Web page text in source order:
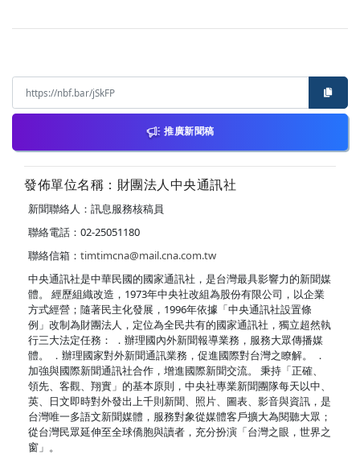
推廣新聞稿
發佈單位名稱：財團法人中央通訊社
新聞聯絡人：訊息服務核稿員
聯絡電話：02-25051180
聯絡信箱： timtimcna@mail.cna.com.tw
中央通訊社是中華民國的國家通訊社，是台灣最具影響力的新聞媒
體。 經歷組織改造，1973年中央社改組為股份有限公司，以企業
方式經營；隨著民主化發展，1996年依據「中央通訊社設置條
例」改制為財團法人，定位為全民共有的國家通訊社，獨立超然執
行三大法定任務： ．辦理國內外新聞報導業務，服務大眾傳播媒
體。 ．辦理國家對外新聞通訊業務，促進國際對台灣之瞭解。 ．
加強與國際新聞通訊社合作，增進國際新聞交流。 秉持「正確、
領先、客觀、翔實」的基本原則，中央社專業新聞團隊每天以中、
英、日文即時對外發出上千則新聞、照片、圖表、影音與資訊，是
台灣唯一多語文新聞媒體，服務對象從媒體客戶擴大為閱聽大眾；
從台灣民眾延伸至全球僑胞與讀者，充分扮演「台灣之眼，世界之
窗」。